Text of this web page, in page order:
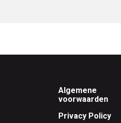
Footer
Algemene
voorwaarden
Privacy Policy